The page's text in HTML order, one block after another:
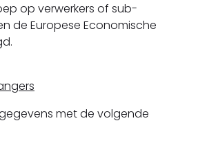
op verwerkers of sub-
de Europese Economische
met de volgende